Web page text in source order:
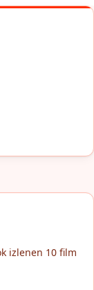
izlenen 10 film